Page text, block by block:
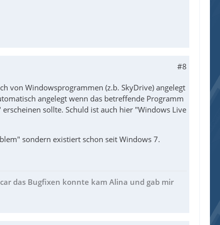
#8
von Windowsprogrammen (z.b. SkyDrive) angelegt
angelegt wenn das betreffende Programm
sollte. Schuld ist auch hier "Windows Live
sondern existiert schon seit Windows 7.
das Bugfixen konnte kam Alina und gab mir